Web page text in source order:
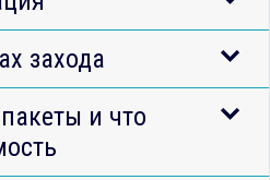
захода
и что